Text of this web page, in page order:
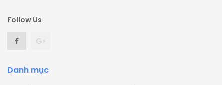
Follow Us
Danh mục